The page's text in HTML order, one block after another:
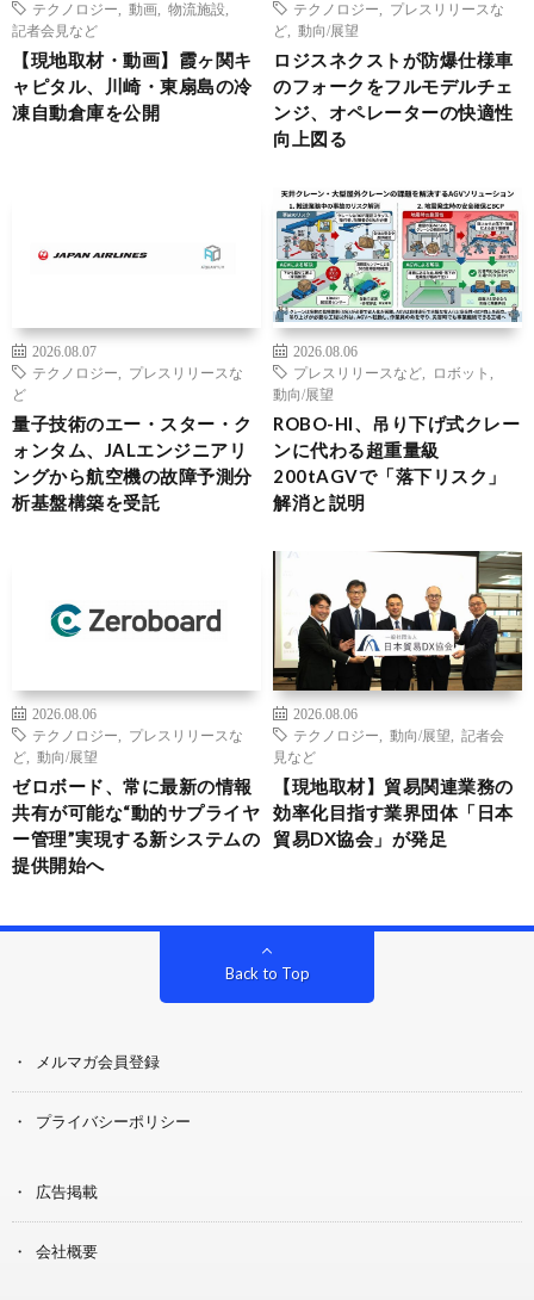
テクノロジー
動画 物流施設
記者会見など
【現地取材・動画】霞ヶ関キ
ャピタル、川崎・東扇島の冷
凍自動倉庫を公開
テクノロジー
プレスリリースな
ど
動向/展望
ロジスネクストが防爆仕様車
のフォークをフルモデルチェ
ンジ、オペレーターの快適性
向上図る
2026.08.07
テクノロジー
プレスリリースな
ど
量子技術のエー・スター・ク
ォンタム、JALエンジニアリ
ングから航空機の故障予測分
析基盤構築を受託
2026.08.06
プレスリリースなど
ロボット
動向/展望
ROBO-HI、吊り下げ式クレー
ンに代わる超重量級
200tAGVで「落下リスク」
解消と説明
2026.08.06
テクノロジー
プレスリリースな
ど
動向/展望
ゼロボード、常に最新の情報
共有が可能な“動的サプライヤ
ー管理”実現する新システムの
提供開始へ
2026.08.06
テクノロジー
動向/展望
記者会
見など
【現地取材】貿易関連業務の
効率化目指す業界団体「日本
貿易DX協会」が発足
Back to Top
メルマガ会員登録
プライバシーポリシー
広告掲載
会社概要